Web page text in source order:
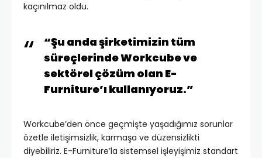
kaçınılmaz oldu.
“Şu anda şirketimizin tüm
süreçlerinde Workcube ve
sektörel çözüm olan E-
Furniture’ı kullanıyoruz.”
Workcube’den önce geçmişte yaşadığımız sorunlar
özetle iletişimsizlik, karmaşa ve düzensizlikti
diyebiliriz. E-Furniture’la sistemsel işleyişimiz standart